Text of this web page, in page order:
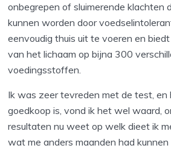
onbegrepen of sluimerende klachten
kunnen worden door
eenvoudig thuis uit te voeren en
van het lichaam op bijna 300
voedingsstoffen.
Ik was zeer tevreden met de test,
goedkoop is, vond ik het wel waard,
resultaten nu weet op welk dieet ik
wat me anders maanden had